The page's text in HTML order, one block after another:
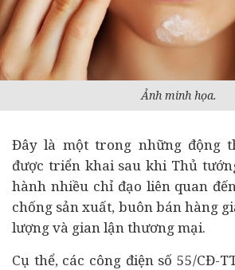
Ảnh minh họa.
Đây là một trong những động
được triển khai sau khi Thủ
hành nhiều chỉ đạo liên quan
chống sản xuất, buôn bán hàng
lượng và gian lận thương mại.
Cụ thể, các công điện số 55/CĐ-